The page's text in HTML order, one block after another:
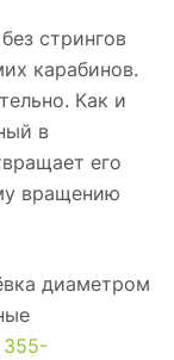
стрингов
карабинов.
Как и
в
его
вращению
диаметром